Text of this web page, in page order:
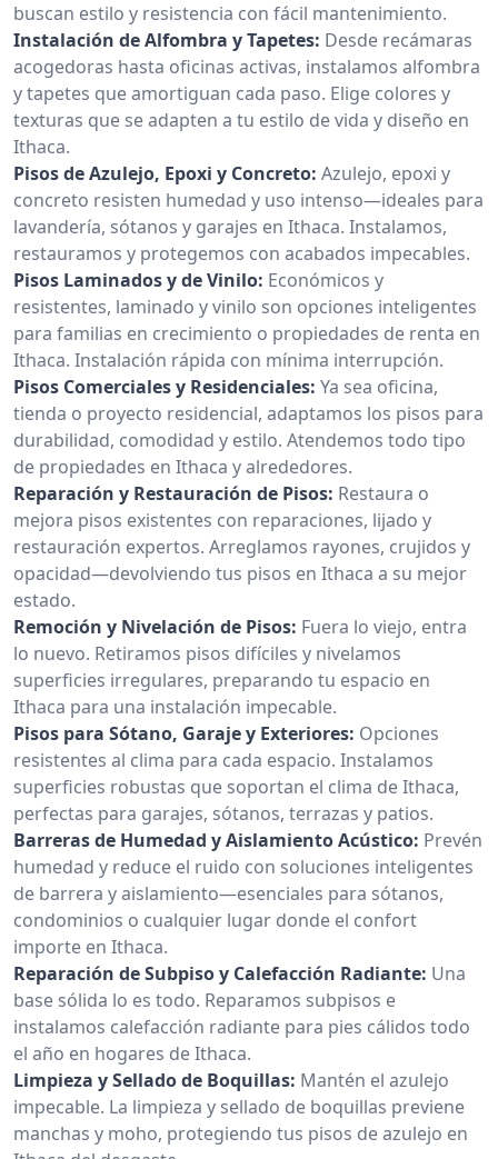
buscan estilo y resistencia con fácil mantenimiento.
Instalación de Alfombra y Tapetes: Desde recámaras
acogedoras hasta oficinas activas, instalamos alfombra
y tapetes que amortiguan cada paso. Elige colores y
texturas que se adapten a tu estilo de vida y diseño en
Ithaca.
Pisos de Azulejo, Epoxi y Concreto: Azulejo, epoxi y
concreto resisten humedad y uso intenso—ideales para
lavandería, sótanos y garajes en Ithaca. Instalamos,
restauramos y protegemos con acabados impecables.
Pisos Laminados y de Vinilo: Económicos y
resistentes, laminado y vinilo son opciones inteligentes
para familias en crecimiento o propiedades de renta en
Ithaca. Instalación rápida con mínima interrupción.
Pisos Comerciales y Residenciales: Ya sea oficina,
tienda o proyecto residencial, adaptamos los pisos para
durabilidad, comodidad y estilo. Atendemos todo tipo
de propiedades en Ithaca y alrededores.
Reparación y Restauración de Pisos: Restaura o
mejora pisos existentes con reparaciones, lijado y
restauración expertos. Arreglamos rayones, crujidos y
opacidad—devolviendo tus pisos en Ithaca a su mejor
estado.
Remoción y Nivelación de Pisos: Fuera lo viejo, entra
lo nuevo. Retiramos pisos difíciles y nivelamos
superficies irregulares, preparando tu espacio en
Ithaca para una instalación impecable.
Pisos para Sótano, Garaje y Exteriores: Opciones
resistentes al clima para cada espacio. Instalamos
superficies robustas que soportan el clima de Ithaca,
perfectas para garajes, sótanos, terrazas y patios.
Barreras de Humedad y Aislamiento Acústico: Prevén
humedad y reduce el ruido con soluciones inteligentes
de barrera y aislamiento—esenciales para sótanos,
condominios o cualquier lugar donde el confort
importe en Ithaca.
Reparación de Subpiso y Calefacción Radiante: Una
base sólida lo es todo. Reparamos subpisos e
instalamos calefacción radiante para pies cálidos todo
el año en hogares de Ithaca.
Limpieza y Sellado de Boquillas: Mantén el azulejo
impecable. La limpieza y sellado de boquillas previene
manchas y moho, protegiendo tus pisos de azulejo en